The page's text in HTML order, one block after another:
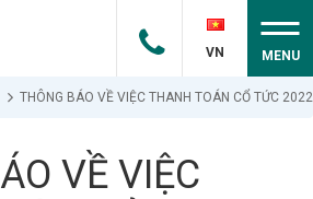
VN MENU
THÔNG BÁO VỀ VIỆC THANH TOÁN CỔ TỨC 2022
VỀ VIỆC